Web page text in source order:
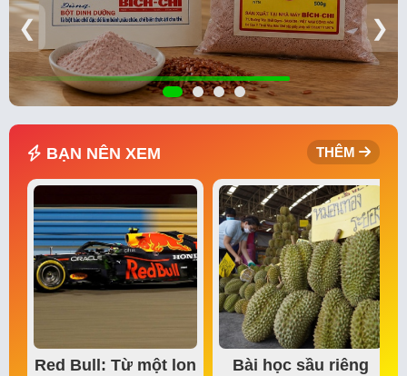
❮ ❯
BẠN NÊN XEM THÊM
Red Bull: Từ một lon
Bài học sầu riêng